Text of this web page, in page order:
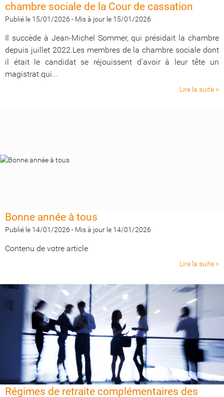
chambre sociale de la Cour de cassation
Publié le 15/01/2026 - Mis à jour le 15/01/2026
Il succède à Jean-Michel Sommer, qui présidait la chambre
depuis juillet 2022.Les membres de la chambre sociale dont
il était le candidat se réjouissent d’avoir à leur tête un
magistrat qui...
Lire la suite >
Bonne année à tous
Publié le 14/01/2026 - Mis à jour le 14/01/2026
Contenu de votre article
Lire la suite >
​​​​​​​Régimes de retraite complémentaires des